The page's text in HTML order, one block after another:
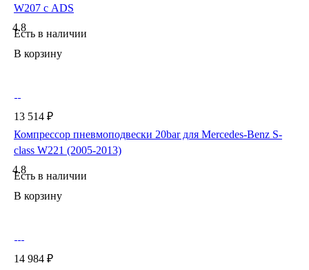
W207 с ADS
4.8
Есть в наличии
В корзину
13 514 ₽
Компрессор пневмоподвески 20bar для Mercedes-Benz S-
class W221 (2005-2013)
4.8
Есть в наличии
В корзину
14 984 ₽